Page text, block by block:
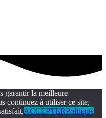
garantir la meilleure
continuez à utiliser ce site,
ACCEPTERPolitique